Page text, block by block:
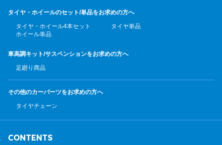
タイヤ・ホイールのセット/単品をお求めの方へ
タイヤ・ホイール4本セット
タイヤ単品
ホイール単品
車高調キット/サスペンションをお求めの方へ
足廻り商品
その他のカーパーツをお求めの方へ
タイヤチェーン
CONTENTS